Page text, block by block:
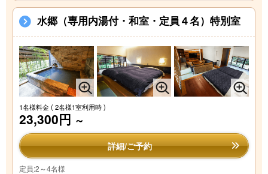
水郷（専用内湯付・和室・定員４名）特別室
1名様料金( 2名様1室利用時 )
23,300円 ～
詳細/ご予約
定員:2～4名様